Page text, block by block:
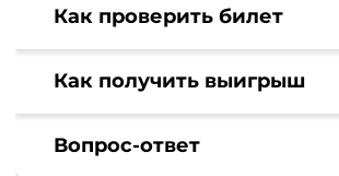
Как проверить билет
Как получить выигрыш
Вопрос-ответ